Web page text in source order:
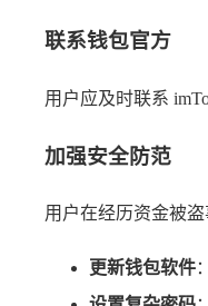
联系钱包官方
用户应及时联系
加强安全防范
用户在经历资金被
更新钱包软件